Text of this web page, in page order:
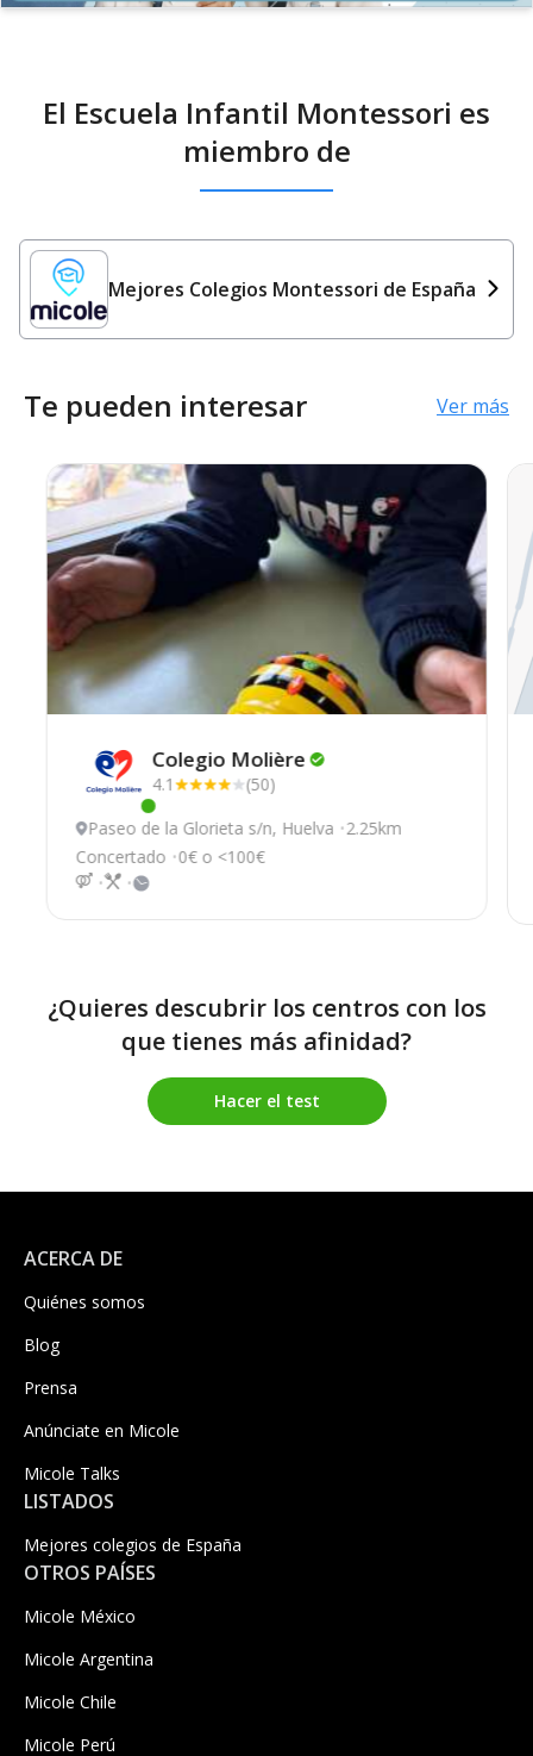
El Escuela Infantil Montessori es
miembro de
Mejores Colegios Montessori de España
Te pueden interesar Ver más
Este centro ha estado online recientemente
Colegio Molière
4.1
(50)
Paseo de la Glorieta s/n, Huelva 2.25km
Concertado 0€ o <100€
¿Quieres descubrir los centros con los
que tienes más afinidad?
Hacer el test
ACERCA DE
Quiénes somos
Blog
Prensa
Anúnciate en Micole
Micole Talks
LISTADOS
Mejores colegios de España
OTROS PAÍSES
Micole México
Micole Argentina
Micole Chile
Micole Perú